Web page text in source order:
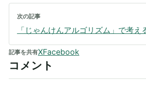
次の記事
「じゃんけんアルゴリズム」で考え
記事を共有XFacebook
コメント